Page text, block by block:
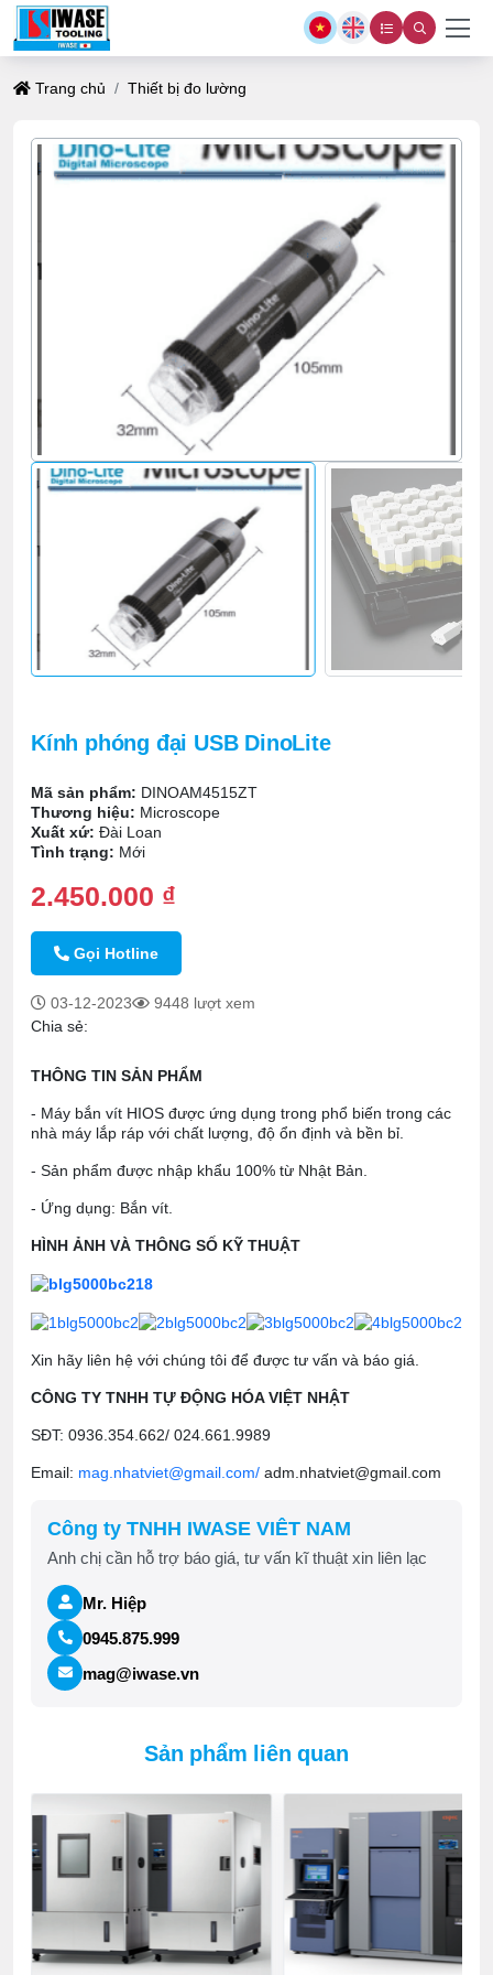
Trang chủ Thiết bị đo lường
Kính phóng đại USB DinoLite
Mã sản phẩm: DINOAM4515ZT
Thương hiệu: Microscope
Xuất xứ: Đài Loan
Tình trạng: Mới
2.450.000 ₫
Gọi Hotline
03-12-2023
9448 lượt xem
Chia sẻ:
THÔNG TIN SẢN PHẨM
- Máy bắn vít HIOS được ứng dụng trong phổ biến trong các
nhà máy lắp ráp với chất lượng, độ ổn định và bền bỉ.
- Sản phẩm được nhập khẩu 100% từ Nhật Bản.
- Ứng dụng: Bắn vít.
HÌNH ẢNH VÀ THÔNG SỐ KỸ THUẬT
Xin hãy liên hệ với chúng tôi để được tư vấn và báo giá.
CÔNG TY TNHH TỰ ĐỘNG HÓA VIỆT NHẬT
SĐT: 0936.354.662/ 024.661.9989
Email: mag.nhatviet@gmail.com/ adm.nhatviet@gmail.com
Công ty TNHH IWASE VIÊT NAM
Anh chị cần hỗ trợ báo giá, tư vấn kĩ thuật xin liên lạc
Mr. Hiệp
0945.875.999
mag@iwase.vn
Sản phẩm liên quan